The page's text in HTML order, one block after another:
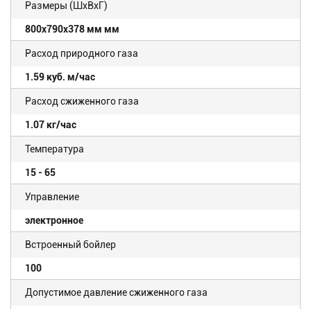
Размеры (ШхВхГ)
800x790x378 мм мм
Расход природного газа
1.59 куб. м/час
Расход сжиженного газа
1.07 кг/час
Температура
15 - 65
Управление
электронное
Встроенный бойлер
100
Допустимое давление сжиженного газа